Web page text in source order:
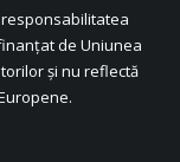
de Uniunea
și nu reflectă